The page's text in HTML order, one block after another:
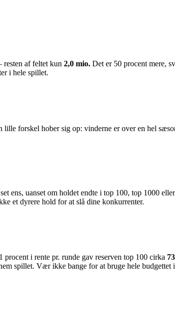
af feltet kun 2,0 mio. Det er 50 procent mere,
i hele spillet.
lille forskel hober sig op: vinderne er over en hel
ens, uanset om holdet endte i top 100, top 1000
et dyrere hold for at slå dine konkurrenter.
i rente pr. runde gav reserven top 100 cirka
spillet. Vær ikke bange for at bruge hele budgettet